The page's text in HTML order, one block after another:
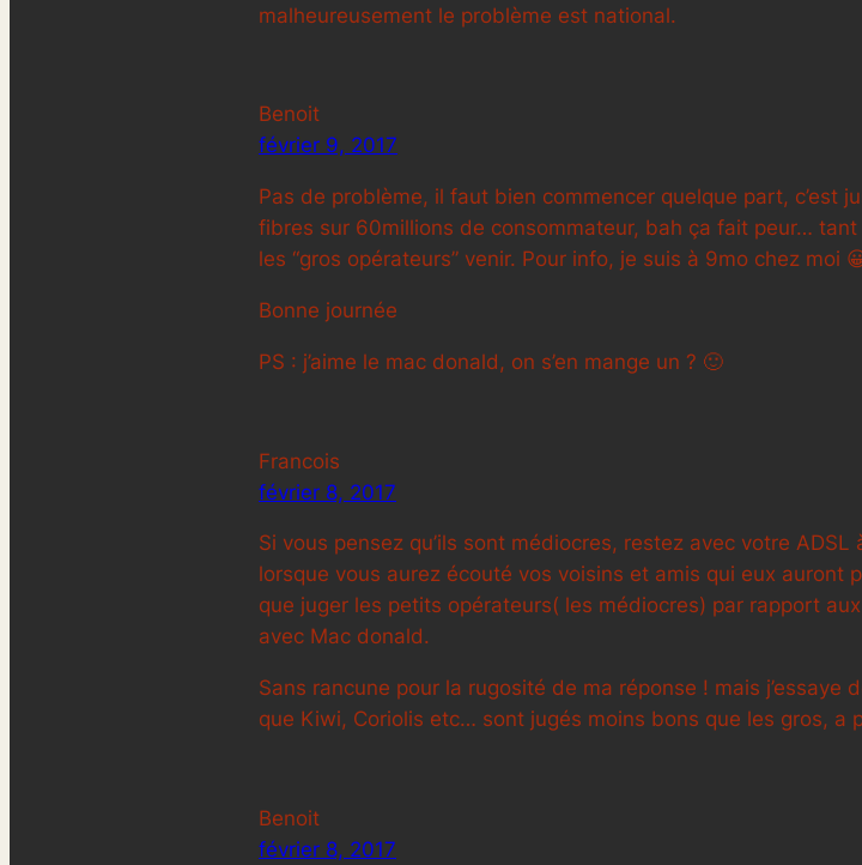
malheureusement le problème est national.
Benoit
février 9, 2017
Pas de problème, il faut bien commencer quelque part, c’est
fibres sur 60millions de consommateur, bah ça fait peur…
les “gros opérateurs” venir. Pour info, je suis à 9mo chez moi
Bonne journée
PS : j’aime le mac donald, on s’en mange un ? 🙂
Francois
février 8, 2017
Si vous pensez qu’ils sont médiocres, restez avec votre
lorsque vous aurez écouté vos voisins et amis qui eux
que juger les petits opérateurs( les médiocres) par rapport
avec Mac donald.
Sans rancune pour la rugosité de ma réponse ! mais j’essaye
que Kiwi, Coriolis etc… sont jugés moins bons que les gros, a
Benoit
février 8, 2017